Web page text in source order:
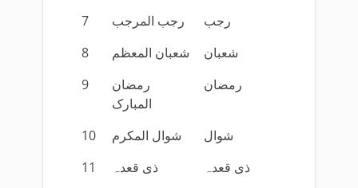
7
رجب المرجب
رجب
8
شعبان المعظم
شعبان
9
رمضان
المبارک
رمضان
10 شوال المکرم
شوال
11
ذی قعدہ
ذی قعدہ